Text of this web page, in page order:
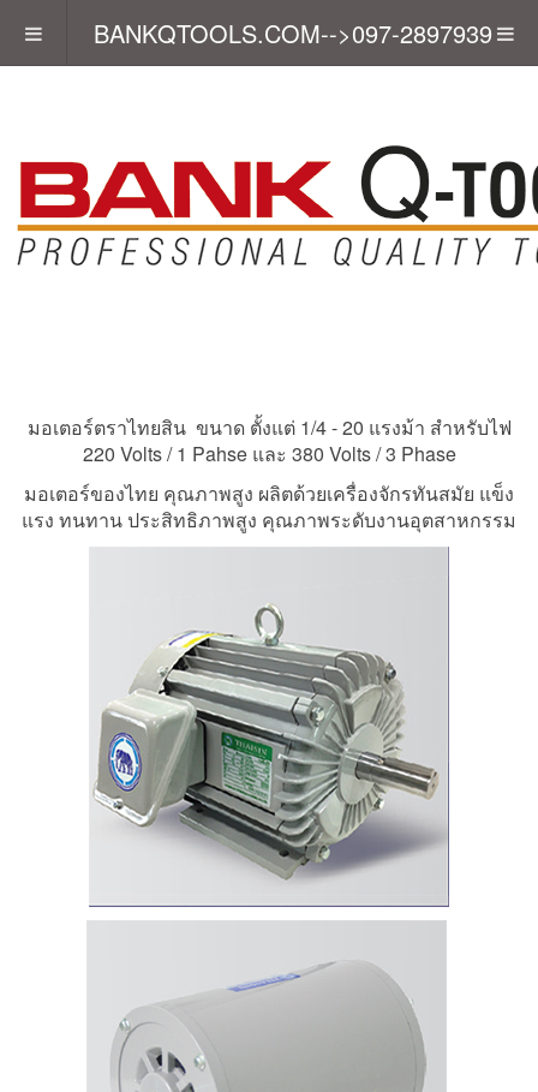
BANKQTOOLS.COM-->097-2897939
มอเตอร์ตราไทยสิน ขนาด ตั้งแต่ 1/4 - 20 แรงม้า สำหรับไฟ
220 Volts / 1 Pahse และ 380 Volts / 3 Phase
มอเตอร์ของไทย คุณภาพสูง ผลิตด้วยเครื่องจักรทันสมัย แข็ง
แรง ทนทาน ประสิทธิภาพสูง คุณภาพระดับงานอุตสาหกรรม